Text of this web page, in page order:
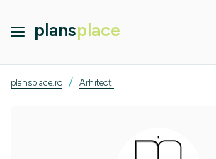
plansplace
plansplace.ro / Arhitecți